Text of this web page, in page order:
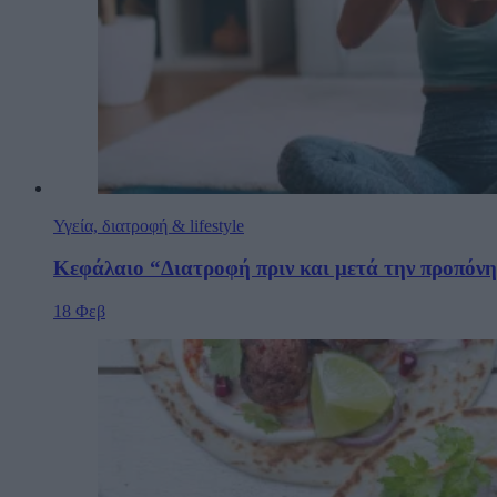
Υγεία, διατροφή & lifestyle
Κεφάλαιο “Διατροφή πριν και μετά την
18 Φεβ